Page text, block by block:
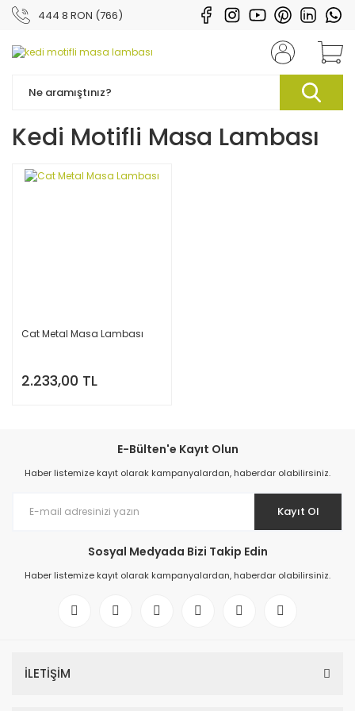
444 8 RON (766)
Kedi Motifli Masa Lambası
Cat Metal Masa Lambası
2.233,00 TL
E-Bülten'e Kayıt Olun
Haber listemize kayıt olarak kampanyalardan, haberdar olabilirsiniz.
Kayıt Ol
Sosyal Medyada Bizi Takip Edin
Haber listemize kayıt olarak kampanyalardan, haberdar olabilirsiniz.
İLETİŞİM